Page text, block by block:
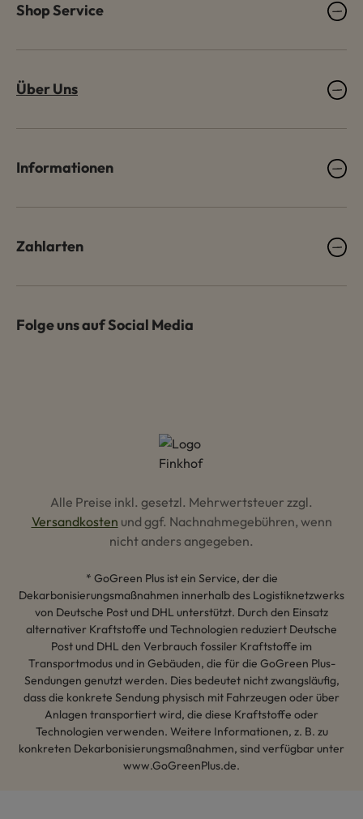
Shop Service
Über Uns
Informationen
Zahlarten
Folge uns auf Social Media
Alle Preise inkl. gesetzl. Mehrwertsteuer zzgl.
Versandkosten und ggf. Nachnahmegebühren, wenn
nicht anders angegeben.
* GoGreen Plus ist ein Service, der die
Dekarbonisierungsmaßnahmen innerhalb des Logistiknetzwerks
von Deutsche Post und DHL unterstützt. Durch den Einsatz
alternativer Kraftstoffe und Technologien reduziert Deutsche
Post und DHL den Verbrauch fossiler Kraftstoffe im
Transportmodus und in Gebäuden, die für die GoGreen Plus-
Sendungen genutzt werden. Dies bedeutet nicht zwangsläufig,
dass die konkrete Sendung physisch mit Fahrzeugen oder über
Anlagen transportiert wird, die diese Kraftstoffe oder
Technologien verwenden. Weitere Informationen, z. B. zu
konkreten Dekarbonisierungsmaßnahmen, sind verfügbar unter
www.GoGreenPlus.de.